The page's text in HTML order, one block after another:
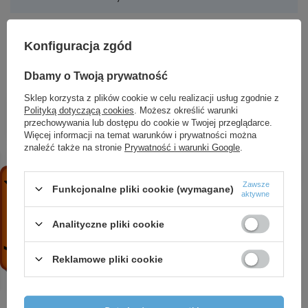
3 SQIBO 0,55 (0,55 kW, 230 V) pompa głębinowa
z kablem 15 m
288,68 zł / szt.
CVI 3-12 T (1,1 kW, 400 V, IE3) pompa pionowa
2 336,56 zł / szt.
Magnum 3750 (0,75 kW, 230 V) pompa zatapialna
z pływakiem
3,5 SD 2-22 (1,5 kW, 400 V) pompa głębinowa z
kablem 20 m
Konfiguracja zgód
Dbamy o Twoją prywatność
Sklep korzysta z plików cookie w celu realizacji usług zgodnie z
Polityką dotyczącą cookies . Możesz określić warunki
przechowywania lub dostępu do cookie w Twojej przeglądarce.
Więcej informacji na temat warunków i prywatności można
znaleźć także na stronie Prywatność i warunki Google
Funkcjonalne pliki cookie (wymagane)
Zawsze
aktywne
Analityczne pliki cookie
Reklamowe pliki cookie